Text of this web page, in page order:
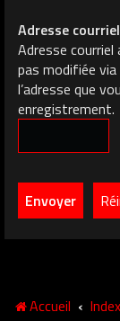
Adresse
Adresse courriel
pas modifiée via
l’adresse que
enregistrement.
Accueil